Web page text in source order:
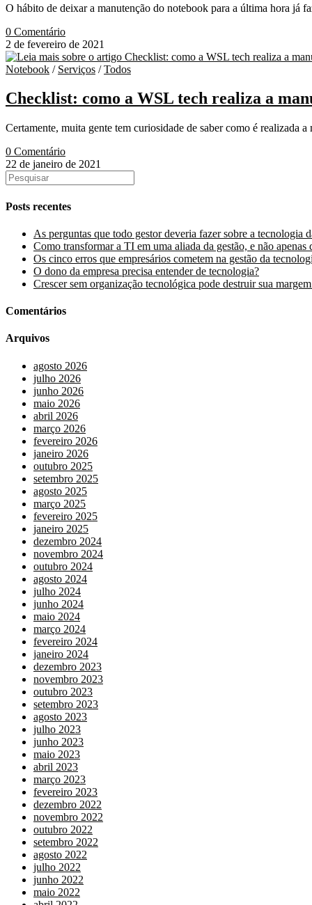
O hábito de deixar a manutenção do notebook para a última hora já
0 Comentário
2 de fevereiro de 2021
Notebook / Serviços /Todos
Checklist: como a WSL tech realiza a
Certamente, muita gente tem curiosidade de saber como é realizada
0 Comentário
22 de janeiro de 2021
Posts recentes
As perguntas que todo gestor deveria fazer sobre a tecnologia
Como transformar a TI em uma aliada da gestão, e não apenas
Os cinco erros que empresários cometem na gestão da
O dono da empresa precisa entender de tecnologia?
Crescer sem organização tecnológica pode destruir sua
Comentários
Arquivos
agosto 2026
julho 2026
junho 2026
maio 2026
abril 2026
março 2026
fevereiro 2026
janeiro 2026
outubro 2025
setembro 2025
agosto 2025
março 2025
fevereiro 2025
janeiro 2025
dezembro 2024
novembro 2024
outubro 2024
agosto 2024
julho 2024
junho 2024
maio 2024
março 2024
fevereiro 2024
janeiro 2024
dezembro 2023
novembro 2023
outubro 2023
setembro 2023
agosto 2023
julho 2023
junho 2023
maio 2023
abril 2023
março 2023
fevereiro 2023
dezembro 2022
novembro 2022
outubro 2022
setembro 2022
agosto 2022
julho 2022
junho 2022
maio 2022